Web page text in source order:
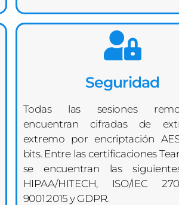
Seguridad
Todas las sesiones
encuentran cifradas de
extremo por encriptación
bits. Entre las certificaciones
se encuentran las
HIPAA/HITECH, ISO/IEC
9001:2015 y GDPR.